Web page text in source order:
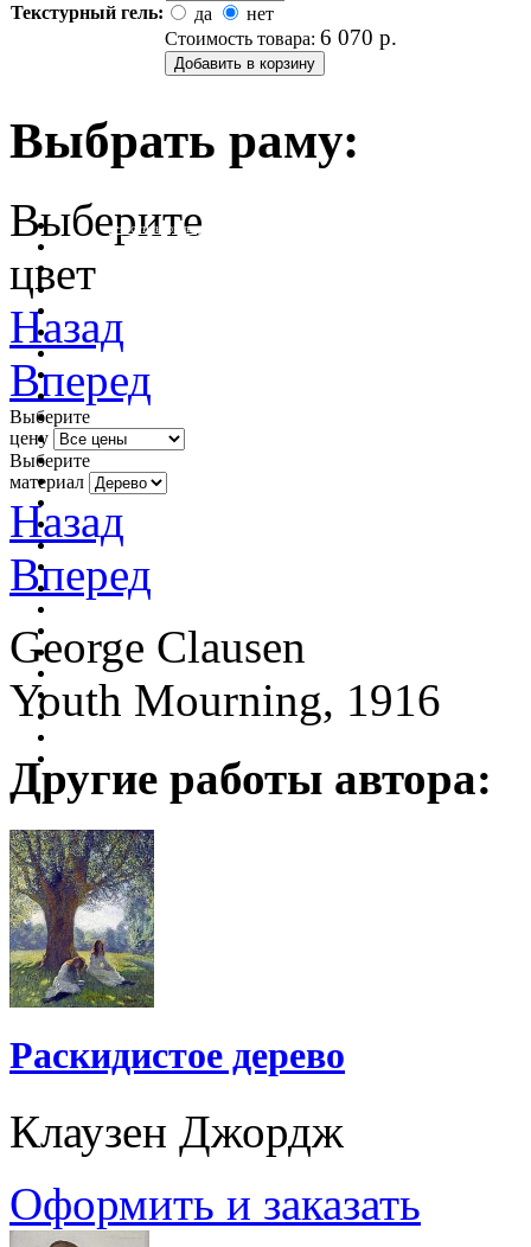
Текстурный гель:
да
нет
Стоимость товара: 6 070 р.
Выбрать раму:
очистить фильтр цвета
Выберите
цвет
Назад
Вперед
Выберите
цену
Выберите
материал
Назад
Вперед
George Clausen
Youth Mourning, 1916
Другие работы автора:
Раскидистое дерево
Клаузен Джордж
Оформить и заказать